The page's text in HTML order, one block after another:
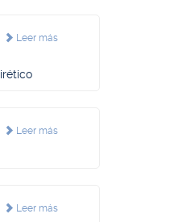
Leer más
Leer más
Leer más